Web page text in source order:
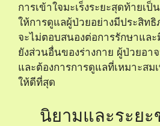
การเข้าใจมะเร็งระยะสุดท้ายเ
ให้การดูแลผู้ป่วยอย่างมีประสิทธิ
จะไม่ตอบสนองต่อการรักษาและ
ยังส่วนอื่นของร่างกาย ผู้ป่วยอา
และต้องการการดูแลที่เหมาะส
ให้ดีที่สุด
นิยามและระยะ